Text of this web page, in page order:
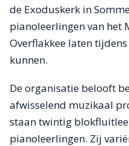
de Exoduskerk in
pianoleerlingen van het
Overflakkee laten
kunnen.
De organisatie belooft
afwisselend muzikaal
staan twintig
pianoleerlingen. Zij